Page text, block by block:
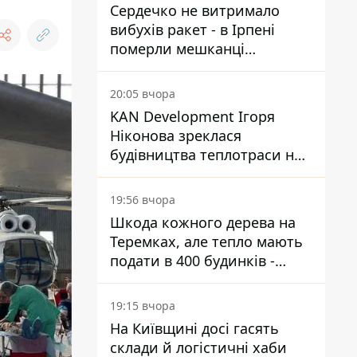
Сердечко не витримало
вибухів ракет - в Ірпені
померли мешканці
притулку для собак з
інвалідністю
20:05 вчора
KAN Development Ігоря
Ніконова зреклася
будівництва теплотраси на
Теремках
19:56 вчора
Шкода кожного дерева на
Теремках, але тепло мають
подати в 400 будинків -
депутатка Київради
19:15 вчора
На Київщині досі гасять
склади й логістичні хаби